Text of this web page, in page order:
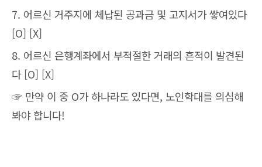
7. 어르신 거주지에 체납된 공과금 및 고지서가 쌓여있다
[O] [X]
8. 어르신 은행계좌에서 부적절한 거래의 흔적이 발견된
다 [O] [X]
☞ 만약 이 중 O가 하나라도 있다면, 노인학대를 의심해
봐야 합니다!